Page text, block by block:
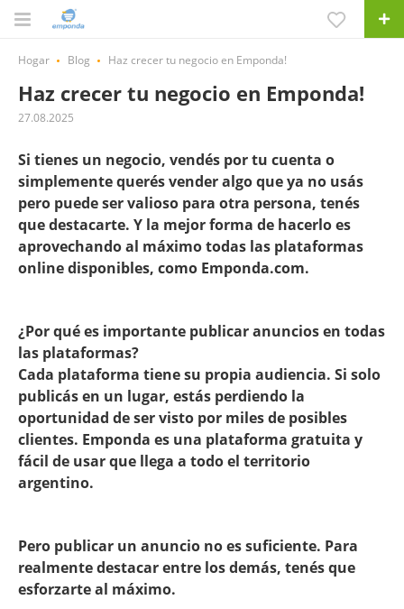
Hogar Blog Haz crecer tu negocio en Emponda!
Haz crecer tu negocio en Emponda!
27.08.2025
Si tienes un negocio, vendés por tu cuenta o
simplemente querés vender algo que ya no usás
pero puede ser valioso para otra persona, tenés
que destacarte. Y la mejor forma de hacerlo es
aprovechando al máximo todas las plataformas
online disponibles, como Emponda.com.
¿Por qué es importante publicar anuncios en todas
las plataformas?
Cada plataforma tiene su propia audiencia. Si solo
publicás en un lugar, estás perdiendo la
oportunidad de ser visto por miles de posibles
clientes. Emponda es una plataforma gratuita y
fácil de usar que llega a todo el territorio
argentino.
Pero publicar un anuncio no es suficiente. Para
realmente destacar entre los demás, tenés que
esforzarte al máximo.